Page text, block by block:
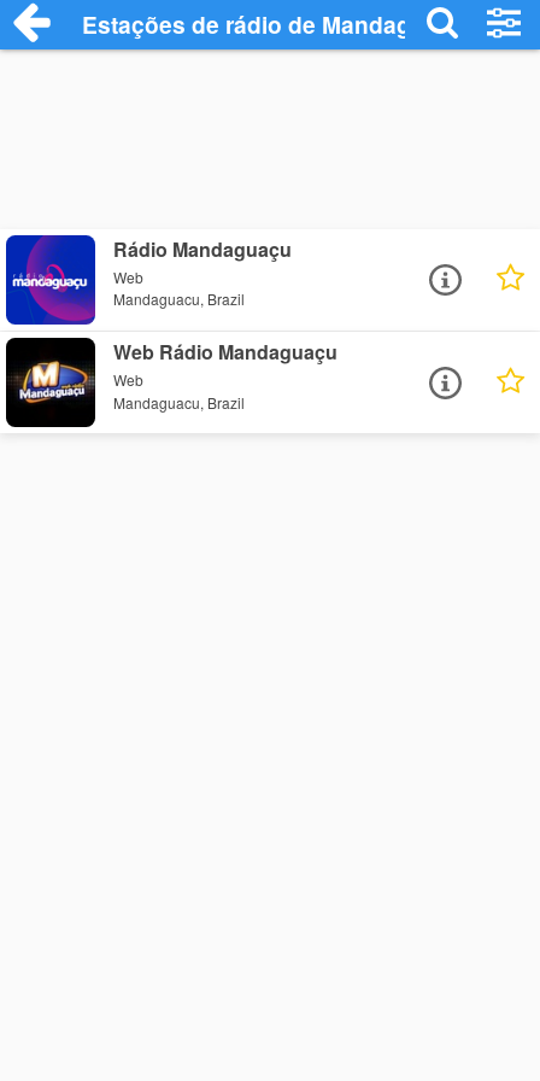
Estações de rádio de Mandaguacu -
Rádio Mandaguaçu
Web
Mandaguacu, Brazil
Web Rádio Mandaguaçu
Web
Mandaguacu, Brazil